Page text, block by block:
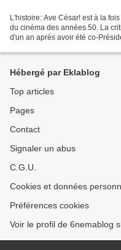
L'histoire: Ave César! est à la
du cinéma des années 50. La
d'un an après avoir été co-
Hébergé par Eklablog
Top articles
Pages
Contact
Signaler un abus
C.G.U.
Cookies et données
Préférences cookies
Voir le profil de 6nemablog